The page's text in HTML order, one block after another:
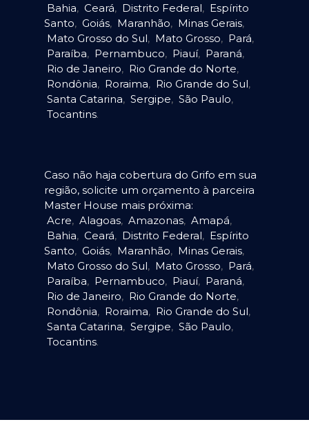
Bahia, Ceará, Distrito Federal, Espírito
Santo, Goiás, Maranhão, Minas Gerais,
Mato Grosso do Sul, Mato Grosso, Pará,
Paraíba, Pernambuco, Piauí, Paraná,
Rio de Janeiro, Rio Grande do Norte,
Rondônia, Roraima, Rio Grande do Sul,
Santa Catarina, Sergipe, São Paulo,
Tocantins.
Caso não haja cobertura do Grifo em sua
região, solicite um orçamento à parceira
Master House mais próxima:
Acre, Alagoas, Amazonas, Amapá,
Bahia, Ceará, Distrito Federal, Espírito
Santo, Goiás, Maranhão, Minas Gerais,
Mato Grosso do Sul, Mato Grosso, Pará,
Paraíba, Pernambuco, Piauí, Paraná,
Rio de Janeiro, Rio Grande do Norte,
Rondônia, Roraima, Rio Grande do Sul,
Santa Catarina, Sergipe, São Paulo,
Tocantins.